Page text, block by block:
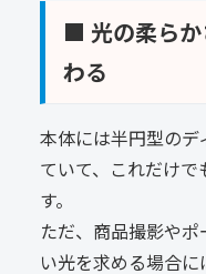
■ 光の柔ら
わる
本体には半円型の
ていて、これだけ
す。
ただ、商品撮影や
い光を求める場合